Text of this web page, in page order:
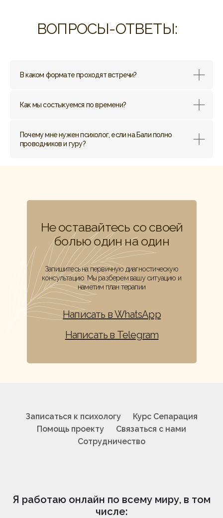
ВОПРОСЫ-ОТВЕТЫ:
В каком формате проходят встречи?
Как мы состыкуемся по времени?
Почему мне нужен психолог, если на Бали полно
проводников и гуру?
Не оставайтесь со своей
болью один на один
Запишитесь на первичную диагностическую
консультацию. Мы разберем вашу ситуацию и
наметим план терапии
Написать в WhatsApp
Написать в Telegram
Записаться к психологу
Курс Сепарация
Помощь проекту
Связаться с нами
Сотрудничество
Я работаю онлайн по всему миру, в том
числе: